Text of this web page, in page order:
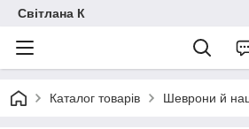
Світлана К
Каталог товарів Шеврони й